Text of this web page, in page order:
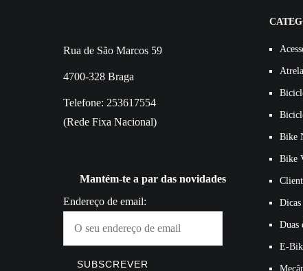
Rua de São Marcos 59
4700-328 Braga
Telefone: 253617554
(Rede Fixa Nacional)
Mantém-te a par das novidades
Endereço de email:
Bike
Bike
Dicas
Duas
E-